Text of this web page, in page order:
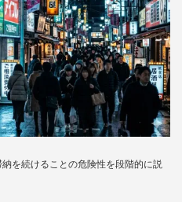
を続けることの危険性を段階的に説